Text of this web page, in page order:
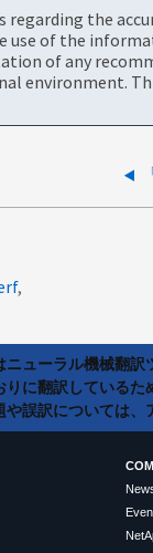
regarding the
of the
of any
environment.
ニューラル機械翻
りに翻訳している
や誤訳については